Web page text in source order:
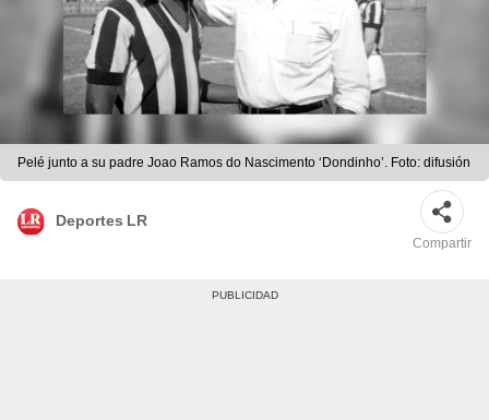
Pelé junto a su padre Joao Ramos do Nascimento ‘Dondinho’. Foto: difusión
Deportes LR
Compartir